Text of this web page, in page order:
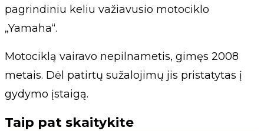
pagrindiniu keliu važiavusio motociklo
„Yamaha“.
Motociklą vairavo nepilnametis, gimęs 2008
metais. Dėl patirtų sužalojimų jis pristatytas į
gydymo įstaigą.
Taip pat skaitykite